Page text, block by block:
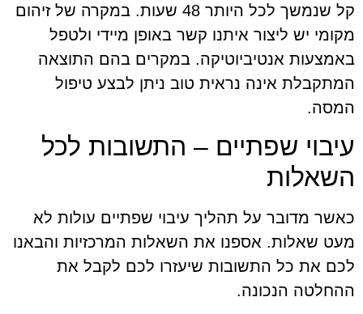
קל שנמשך לכל היותר 48 שעות. במקרה של זיהום
מקומי יש ליצור איתנו קשר באופן מיידי ולטפל
באמצעות אנטיביוטיקה. במקרים בהם התוצאה
המתקבלת אינה נראית טוב ניתן לבצע טיפול
המסה.
עיבוי שפתיים – התשובות לכל
השאלות
כאשר מדובר על תהליך עיבוי שפתיים עולות לא
מעט שאלות. אספנו את השאלות המרכזיות והבאנו
לכם את כל התשובות שיעזרו לכם לקבל את
ההחלטה הנכונה.